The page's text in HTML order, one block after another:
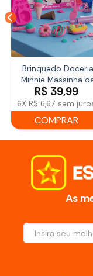
Brinquedo Doceria
Minnie Massinha
Modelar Cotiplás
R$39,99
6XR$ 6,67 sem
COMPRAR
As